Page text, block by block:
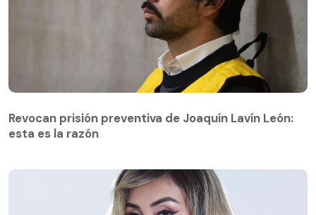
esta es la razón
Revocan prisión preventiva de Joaquín Lavín León:
esta es la razón